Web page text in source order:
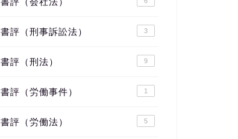
書評（刑事訴訟法） 3
書評（刑法） 9
書評（労働事件） 1
書評（労働法） 5